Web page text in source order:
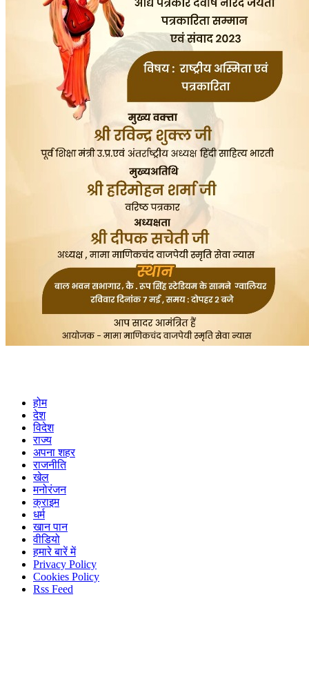
होम
देश
विदेश
राज्य
अपना शहर
राजनीति
खेल
मनोरंजन
क्राइम
धर्म
खान पान
वीडियो
हमारे बारें में
Privacy Policy
Cookies Policy
Rss Feed